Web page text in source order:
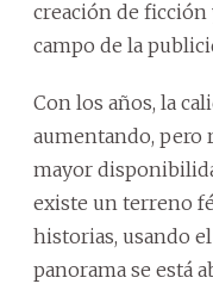
creación de ficción
campo de la
Con los años, la
aumentando, pero
mayor
existe un terreno
historias, usando
panorama se está